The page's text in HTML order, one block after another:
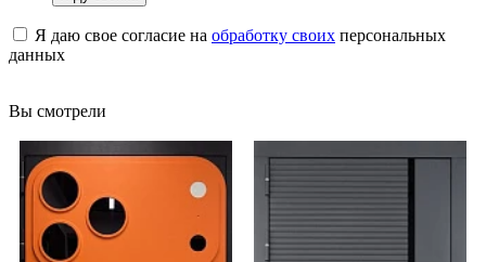
Я даю свое согласие на обработку своих персональных
данных
Вы смотрели